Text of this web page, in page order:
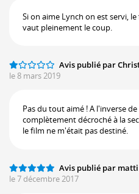
Si on aime Lynch on est servi,
vaut pleinement le coup.
Avis publié par
le 8 mars 2019
Pas du tout aimé ! A l'inverse
complètement décroché à la
le film ne m'était pas destiné.
Avis publié par
le 7 décembre 2017